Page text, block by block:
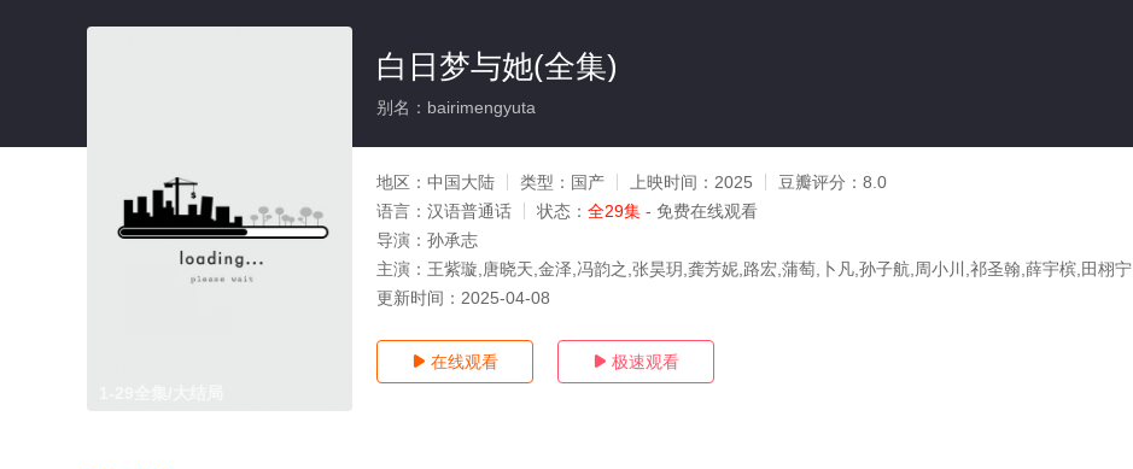
白日梦与她(全集)
别名：bairimengyuta
地区： 中国大陆 类型： 国产 上映时间： 2025 豆瓣评分： 8.0
语言： 汉语普通话 状态： 全29集 - 免费在线观看
导演： 孙承志
主演： 王紫璇,唐晓天,金泽,冯韵之,张昊玥,龚芳妮,路宏,蒲萄,卜凡,孙子航,周小川,祁圣翰,薛宇槟,田栩宁
更新时间： 2025-04-08
 在线观看  极速观看